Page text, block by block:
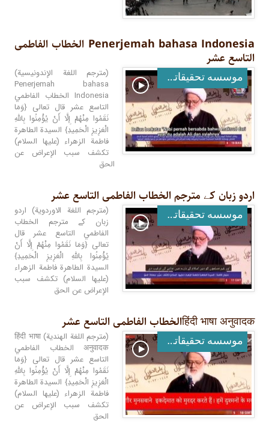
Penerjemah bahasa Indonesia الخطاب الفاطمی
التاسع عشر
موسسه تحقيقاتى و انتشاراتى نور
(مترجم اللغة الإندونيسية)
Penerjemah bahasa
Indonesia الخطاب الفاطمي
التاسع عشر قال تعالى {وَمَا
نَقَمُوا مِنْهُمْ إِلَّا أَنْ يُؤْمِنُوا بِاللَّهِ
الْعَزِيزِ الْحَمِيدِ} السيدة الطاهرة
فاطمة الزهراء (عليها السلام)
تكشف سبب الإعراض عن
الحق
اردو زبان کے مترجم الخطاب الفاطمی التاسع عشر
موسسه تحقيقاتى و انتشاراتى نور
(مترجم اللغة الاوردوية) اردو
زبان کے مترجم الخطاب
الفاطمي التاسع عشر قال
تعالى {وَمَا نَقَمُوا مِنْهُمْ إِلَّا أَنْ
يُؤْمِنُوا بِاللَّهِ الْعَزِيزِ الْحَمِيدِ}
السيدة الطاهرة فاطمة الزهراء
(عليها السلام) تكشف سبب
الإعراض عن الحق
हिंदी भाषा अनुवादकالخطاب الفاطمی التاسع عشر
موسسه تحقيقاتى و انتشاراتى نور
(مترجم اللغة الهندية) हिंदी भाषा
अनुवादक الخطاب الفاطمي
التاسع عشر قال تعالى {وَمَا
نَقَمُوا مِنْهُمْ إِلَّا أَنْ يُؤْمِنُوا بِاللَّهِ
الْعَزِيزِ الْحَمِيدِ} السيدة الطاهرة
فاطمة الزهراء (عليها السلام)
تكشف سبب الإعراض عن
الحق